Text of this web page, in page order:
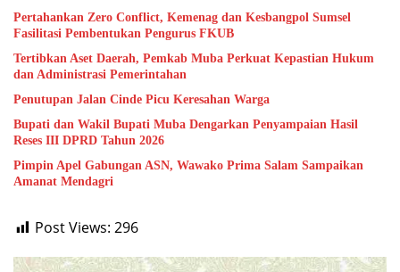
Pertahankan Zero Conflict, Kemenag dan Kesbangpol Sumsel
Fasilitasi Pembentukan Pengurus FKUB
Tertibkan Aset Daerah, Pemkab Muba Perkuat Kepastian Hukum
dan Administrasi Pemerintahan
Penutupan Jalan Cinde Picu Keresahan Warga
Bupati dan Wakil Bupati Muba Dengarkan Penyampaian Hasil
Reses III DPRD Tahun 2026
Pimpin Apel Gabungan ASN, Wawako Prima Salam Sampaikan
Amanat Mendagri
Post Views: 296